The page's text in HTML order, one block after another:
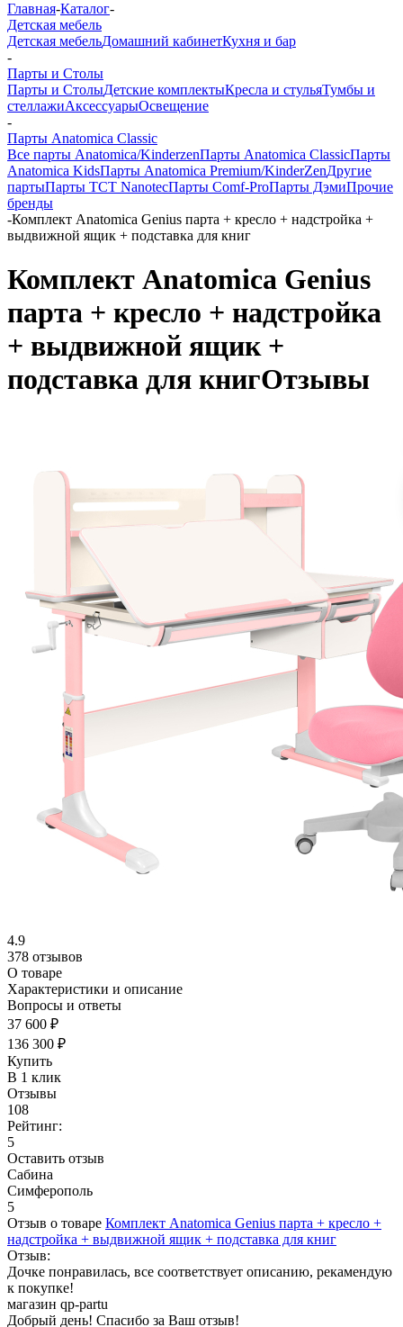
Главная-Каталог-
Детская мебель
Детская мебельДомашний кабинетКухня и бар
-
Парты и Столы
Парты и СтолыДетские комплектыКресла и стульяТумбы и
стеллажиАксессуарыОсвещение
-
Парты Anatomica Classic
Все парты Anatomica/KinderzenПарты Anatomica ClassicПарты
Anatomica KidsПарты Anatomica Premium/KinderZenДругие
партыПарты TCT NanotecПарты Comf-ProПарты ДэмиПрочие
бренды
-Комплект Anatomica Genius парта + кресло + надстройка +
выдвижной ящик + подставка для книг
Комплект Anatomica Genius
парта + кресло + надстройка
+ выдвижной ящик +
подставка для книгОтзывы
4.9
378 отзывов
О товаре
Характеристики и описание
Вопросы и ответы
37 600 ₽
136 300 ₽
Купить
В 1 клик
Отзывы
108
Рейтинг:
5
Оставить отзыв
Сабина
Симферополь
5
Отзыв о товаре Комплект Anatomica Genius парта + кресло +
надстройка + выдвижной ящик + подставка для книг
Отзыв:
Дочке понравилась, все соответствует описанию, рекамендую
к покупке!
магазин qp-partu
Добрый день! Спасибо за Ваш отзыв!